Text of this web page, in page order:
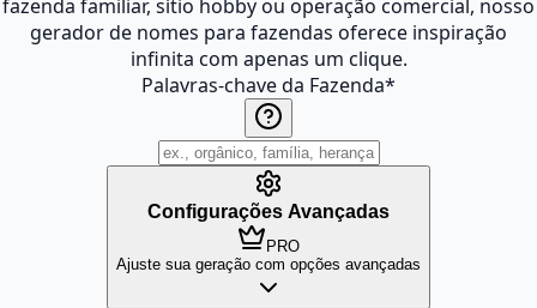
fazenda familiar, sítio hobby ou operação comercial, nosso
gerador de nomes para fazendas oferece inspiração
infinita com apenas um clique.
Palavras-chave da Fazenda*
Configurações Avançadas
PRO
Ajuste sua geração com opções avançadas